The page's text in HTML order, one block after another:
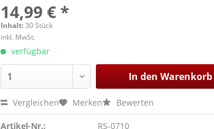
14,99 € *
Inhalt:30 Stück
inkl. MwSt.
verfügbar
In den Warenkorb
Vergleichen Merken Bewerten
Artikel-Nr.:
RS-0710